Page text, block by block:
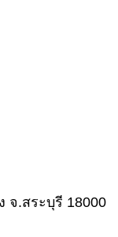
จ.สระบุรี 18000